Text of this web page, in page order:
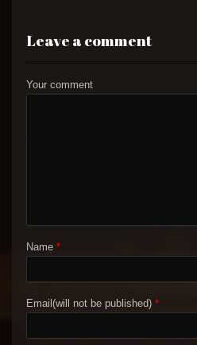
Leave a comment
Your comment
Name *
Email(will not be published) *